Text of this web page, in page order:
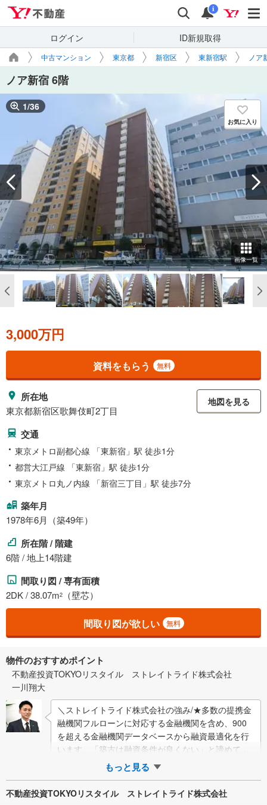
検索 通知
i
ログイン ID新規取得
中古マンション 東京都 新宿区 東新宿駅 ノア
ノア新宿 6階
1/36
お気に入り
画像一覧
3,000万円
資料をもらう 無料
所在地
東京都新宿区歌舞伎町2丁目
地図を見る
交通
東京メトロ副都心線 「東新宿」駅 徒歩1分
都営大江戸線 「東新宿」駅 徒歩1分
東京メトロ丸ノ内線 「新宿三丁目」駅 徒歩7分
築年月
1978年6月（築49年）
所在階 / 階建
6階 / 地上14階建
間取り図 / 専有面積
2DK / 38.07m2 （壁芯）
間取り図が欲しい 無料
物件のおすすめポイント
不動産投資TOKYOリスタイル ストレイトライド株式会社
一川翔大
＼ストレイトライド株式会社の強み/★多数の提携金
融機関フルローンに対応する金融機関を含め、900
を超える金融機関データベースから融資最適化を行
います。「築古は融資条件が良くない」と諦めてい
た方も、金利1％台/35年の実績が多数ござ…
もっと見る
不動産投資TOKYOリスタイル ストレイトライド株式会社